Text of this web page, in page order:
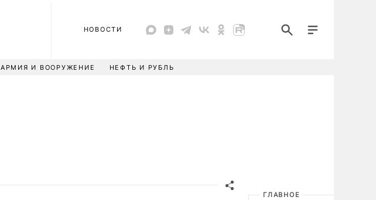
НОВОСТИ
АРМИЯ И ВООРУЖЕНИЕ НЕФТЬ И РУБЛЬ
ГЛАВНОЕ